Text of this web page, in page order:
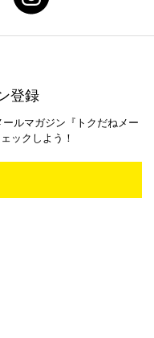
登録
ルマガジン『トクだねメー
ックしよう！